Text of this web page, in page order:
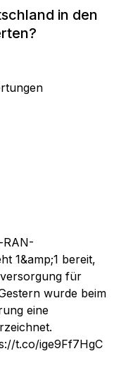
in den
RAN-
1&amp;1 bereit,
für
wurde beim
eine
t.co/ige9Ff7HgC